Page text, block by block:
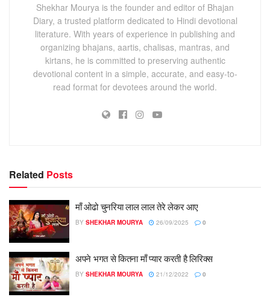
Shekhar Mourya is the founder and editor of Bhajan
Diary, a trusted platform dedicated to Hindi devotional
literature. With years of experience in publishing and
organizing bhajans, aartis, chalisas, mantras, and
kirtans, he is committed to preserving authentic
devotional content in a simple, accurate, and easy-to-
read format for devotees around the world.
Related Posts
माँ ओढो चुनरिया लाल लाल तेरे लेकर आए
BY SHEKHAR MOURYA 26/09/2025 0
अपने भगत से कितना माँ प्यार करती है लिरिक्स
BY SHEKHAR MOURYA 21/12/2022 0